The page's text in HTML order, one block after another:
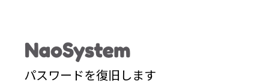
パスワードを復旧します